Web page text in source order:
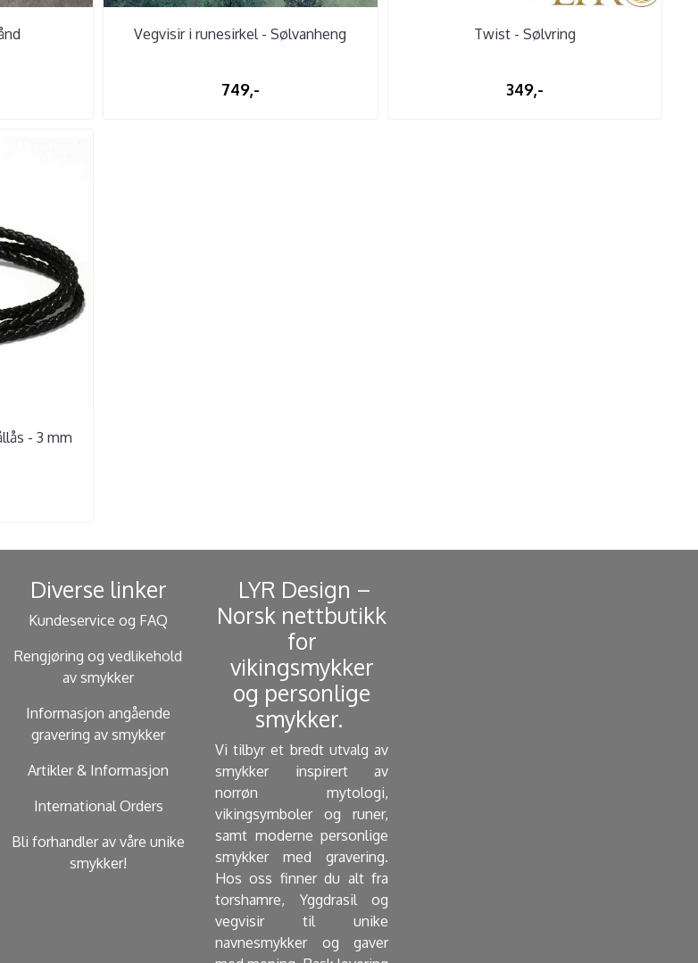
Vegvisir i runesirkel - Sølvanheng
749,-
Twist - Sølvring
349,-
- 3 mm
Diverse linker
Kundeservice og FAQ
Rengjøring og vedlikehold
av smykker
Informasjon angående
gravering av smykker
Artikler & Informasjon
International Orders
Bli forhandler av våre unike
smykker!
​ LYR Design –
Norsk nettbutikk
for
vikingsmykker
og personlige
smykker. ​
Vi tilbyr et bredt utvalg av
smykker inspirert av
norrøn mytologi,
vikingsymboler og runer,
samt moderne personlige
smykker med gravering.
Hos oss finner du alt fra
torshamre, Yggdrasil og
vegvisir til unike
navnesmykker og gaver